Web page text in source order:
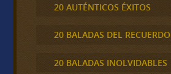
20 AUTÉNTICOS ÉXITOS
20 BALADAS DEL RECUERDO
20 BALADAS INOLVIDABLES